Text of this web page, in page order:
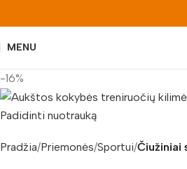
MENU
-16%
Padidinti nuotrauką
Pradžia Priemonės Sportui Čiužiniai